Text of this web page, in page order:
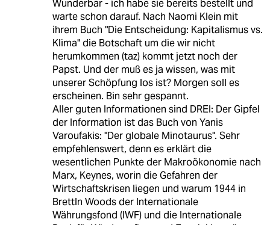
Wunderbar - ich habe sie bereits bestellt und
warte schon darauf. Nach Naomi Klein mit
ihrem Buch "Die Entscheidung: Kapitalismus vs.
Klima" die Botschaft um die wir nicht
herumkommen (taz) kommt jetzt noch der
Papst. Und der muß es ja wissen, was mit
unserer Schöpfung los ist? Morgen soll es
erscheinen. Bin sehr gespannt.
Aller guten Informationen sind DREI: Der Gipfel
der Information ist das Buch von Yanis
Varoufakis: "Der globale Minotaurus". Sehr
empfehlenswert, denn es erklärt die
wesentlichen Punkte der Makroökonomie nach
Marx, Keynes, worin die Gefahren der
Wirtschaftskrisen liegen und warum 1944 in
Brettln Woods der Internationale
Währungsfond (IWF) und die Internationale